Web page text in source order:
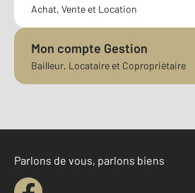
Achat, Vente et Location
Mon compte Gestion
Bailleur, Locataire et Copropriétaire
Parlons de vous, parlons biens